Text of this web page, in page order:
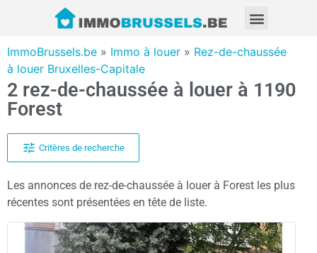
ImmoBrussels.be » Immo à louer » Rez-de-chaussée
à louer Bruxelles-Capitale
2 rez-de-chaussée à louer à 1190
Forest
Critères de recherche
Les annonces de rez-de-chaussée à louer à Forest les plus
récentes sont présentées en tête de liste.